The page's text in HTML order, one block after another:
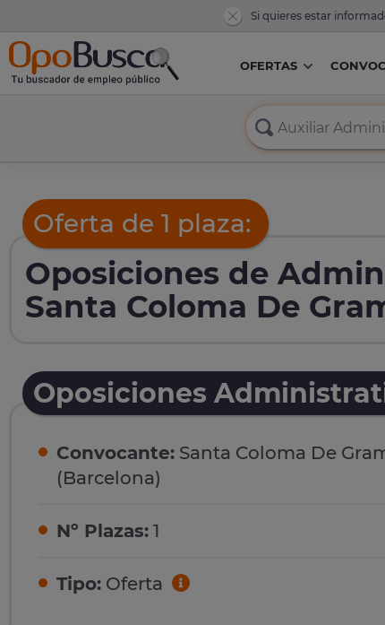
Si quieres estar
OFERTAS
Oferta de 1 plaza:
Oposiciones de
Santa Coloma De
Oposiciones
Convocante: Santa Coloma De
(Barcelona)
Nº Plazas: 1
Tipo: Oferta